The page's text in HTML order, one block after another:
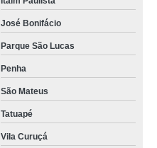
José Bonifácio
Parque São Lucas
Penha
São Mateus
Tatuapé
Vila Curuçá